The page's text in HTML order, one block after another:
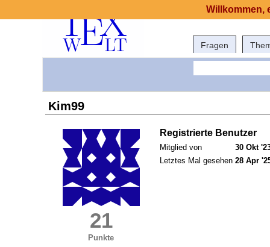
Fragen
Kim99
21
Punkte
Registrierte Benutzer
Mitglied von
30 Okt
Letztes Mal gesehen 28 Apr
Willkommen,